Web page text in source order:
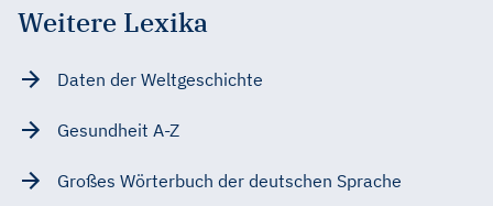
Weitere Lexika
Daten der Weltgeschichte
Gesundheit A-Z
Großes Wörterbuch der deutschen Sprache